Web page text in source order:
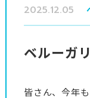
2025.12.05
ベルーガ
皆さん、今年